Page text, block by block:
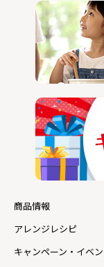
商品情報
アレンジレシピ
キャンペーン・イベ